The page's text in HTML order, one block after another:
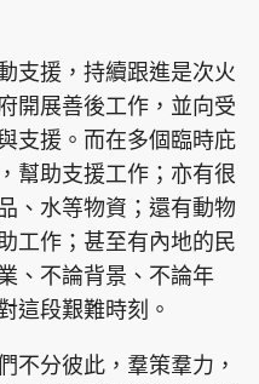
款
免責聲明
不得轉載
reserved.
支援，持續跟進是次火
開展善後工作，並向受
支援。而在多個臨時庇
幫助支援工作；亦有很
、水等物資；還有動物
工作；甚至有內地的民
、不論背景、不論年
這段艱難時刻。
不分彼此，羣策羣力，